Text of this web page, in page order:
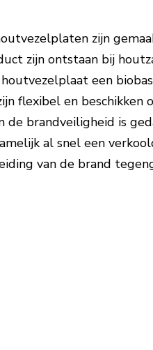
zijn
zijn ontstaan bij
een
flexibel en beschikken
de brandveiligheid is
al snel een
van de brand